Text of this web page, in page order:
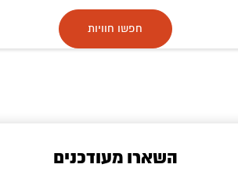
חפשו חוויות
השארו מעודכנים